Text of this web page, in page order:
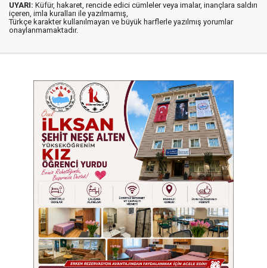
UYARI: Küfür, hakaret, rencide edici cümleler veya imalar, inançlara saldırı
içeren, imla kuralları ile yazılmamış,
Türkçe karakter kullanılmayan ve büyük harflerle yazılmış yorumlar
onaylanmamaktadır.